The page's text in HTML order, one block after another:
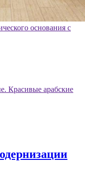
основания с
Красивые арабские